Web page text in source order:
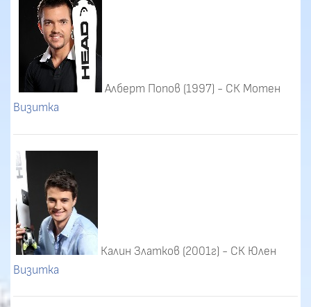
Алберт Попов (1997) - СК Мотен
Визитка
Калин Златков (2001г) - СК Юлен
Визитка